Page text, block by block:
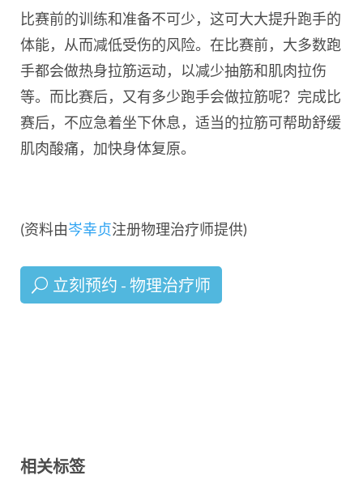
比赛前的训练和准备不可少，这可大大提升跑手的
体能，从而减低受伤的风险。在比赛前，大多数跑
手都会做热身拉筋运动，以减少抽筋和肌肉拉伤
等。而比赛后，又有多少跑手会做拉筋呢？完成比
赛后，不应急着坐下休息，适当的拉筋可帮助舒缓
肌肉酸痛，加快身体复原。
(资料由岑幸贞注册物理治疗师提供)
立刻预约 - 物理治疗师
相关标签